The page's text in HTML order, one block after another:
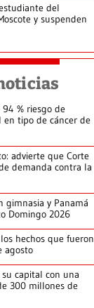
del
y suspenden
% riesgo de
en tipo de cáncer de
advierte que Corte
demanda contra la
gimnasia y Panamá
Domingo 2026
hechos que fueron
agosto
capital con una
300 millones de